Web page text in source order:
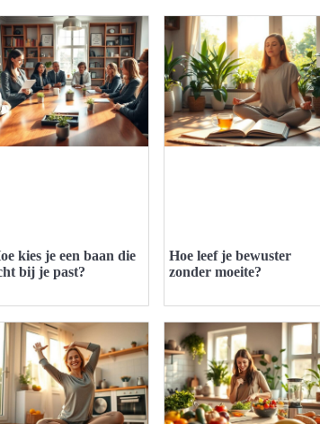
kies je een baan die
bij je past?
Hoe leef je bewuster
zonder moeite?